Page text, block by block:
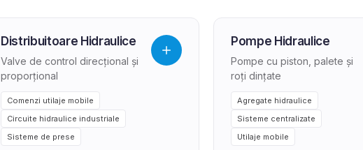
Distribuitoare Hidraulice
Valve de control direcțional și
proporțional
Comenzi utilaje mobile
Circuite hidraulice industriale
Sisteme de prese
Pompe Hidraulice
Pompe cu piston, palete și
roți dințate
Agregate hidraulice
Sisteme centralizate
Utilaje mobile